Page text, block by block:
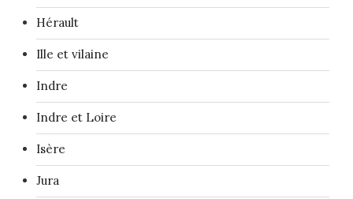
Hérault
Ille et vilaine
Indre
Indre et Loire
Isère
Jura